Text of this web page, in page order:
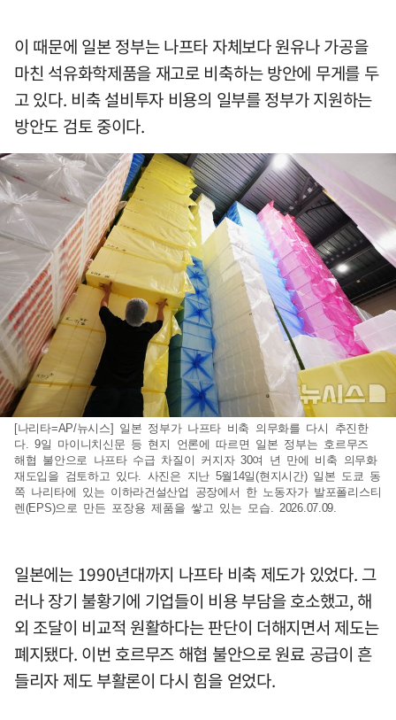
이 때문에 일본 정부는 나프타 자체보다 원유나 가공을
마친 석유화학제품을 재고로 비축하는 방안에 무게를 두
고 있다. 비축 설비투자 비용의 일부를 정부가 지원하는
방안도 검토 중이다.
[나리타=AP/뉴시스] 일본 정부가 나프타 비축 의무화를 다시 추진한
다. 9일 마이니치신문 등 현지 언론에 따르면 일본 정부는 호르무즈
해협 불안으로 나프타 수급 차질이 커지자 30여 년 만에 비축 의무화
재도입을 검토하고 있다. 사진은 지난 5월14일(현지시간) 일본 도쿄 동
쪽 나리타에 있는 이하라건설산업 공장에서 한 노동자가 발포폴리스티
렌(EPS)으로 만든 포장용 제품을 쌓고 있는 모습. 2026.07.09.
일본에는 1990년대까지 나프타 비축 제도가 있었다. 그
러나 장기 불황기에 기업들이 비용 부담을 호소했고, 해
외 조달이 비교적 원활하다는 판단이 더해지면서 제도는
폐지됐다. 이번 호르무즈 해협 불안으로 원료 공급이 흔
들리자 제도 부활론이 다시 힘을 얻었다.